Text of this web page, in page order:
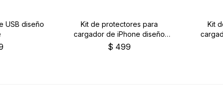
USB diseño
Kit de protectores para
cargador de iPhone diseño
cookie
$ 499
Kit